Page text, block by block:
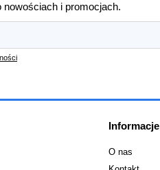
i promocjach.
Informacje
O nas